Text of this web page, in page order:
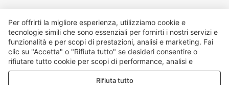
Per offrirti la migliore esperienza, utilizziamo cookie e
tecnologie simili che sono essenziali per fornirti i nostri servizi e
funzionalità e per scopi di prestazioni, analisi e marketing. Fai
clic su "Accetta" o "Rifiuta tutto" se desideri consentire o
rifiutare tutto cookie per scopi di performance, analisi e
marketing. Per maggiori dettagli consultare la nostraPolitica
Rifiuta tutto